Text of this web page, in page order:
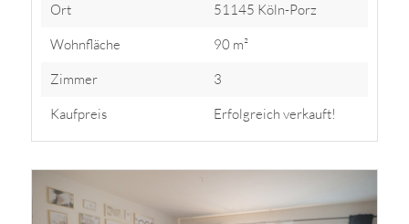
Ort
51145 Köln-Porz
Wohnfläche
90 m²
Zimmer
3
Kaufpreis
Erfolgreich verkauft!